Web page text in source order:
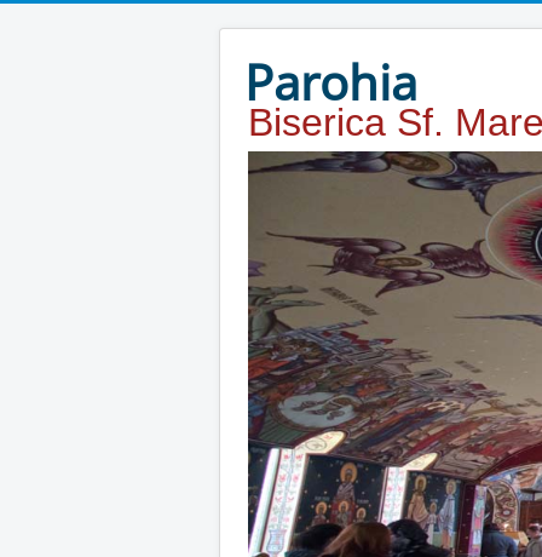
Parohia
Biserica Sf.